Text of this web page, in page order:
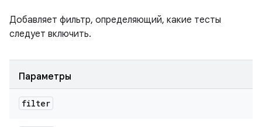
Добавляет фильтр, определяющий, какие тесты
следует включить.
Параметры
filter